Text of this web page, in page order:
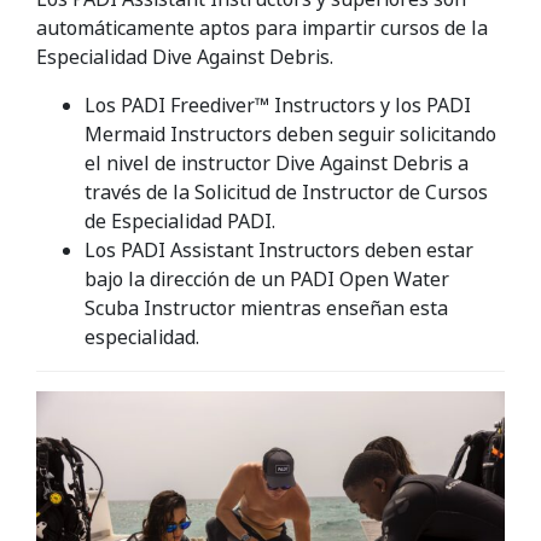
automáticamente aptos para impartir cursos de la
Especialidad Dive Against Debris.
Los PADI Freediver™ Instructors y los PADI
Mermaid Instructors deben seguir solicitando
el nivel de instructor Dive Against Debris a
través de la Solicitud de Instructor de Cursos
de Especialidad PADI.
Los PADI Assistant Instructors deben estar
bajo la dirección de un PADI Open Water
Scuba Instructor mientras enseñan esta
especialidad.